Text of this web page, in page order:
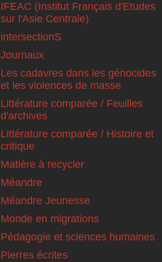
IFEAC (Institut Français d'Etudes
sur l'Asie Centrale)
intersectionS
Journaux
Les cadavres dans les génocides
et les violences de masse
Littérature comparée / Feuilles
d'archives
Littérature comparée / Histoire et
critique
Matière à recycler
Méandre
Méandre Jeunesse
Monde en migrations
Pédagogie et sciences humaines
Pierres écrites